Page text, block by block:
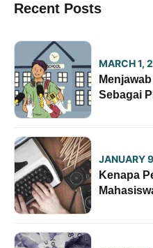
Recent Posts
MARCH 1,
Sebagai
JANUARY
Kenapa